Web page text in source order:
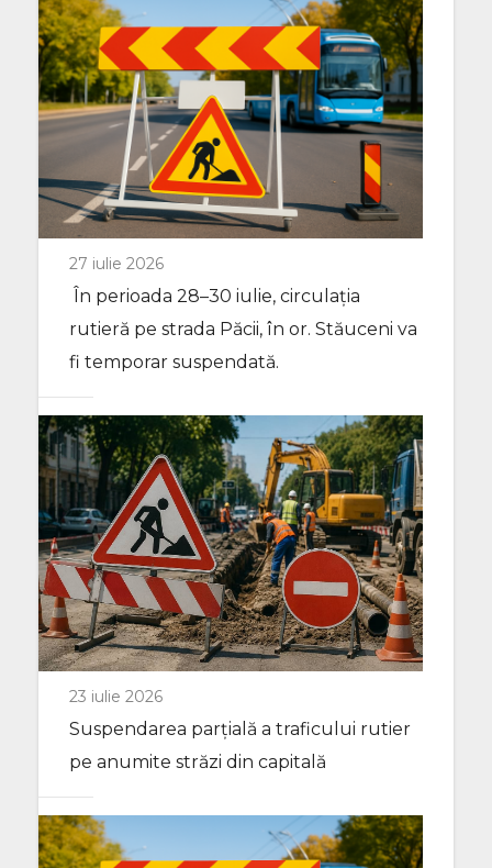
27 iulie 2026
În perioada 28–30 iulie, circulația
rutieră pe strada Păcii, în or. Stăuceni va
fi temporar suspendată.
23 iulie 2026
Suspendarea parțială a traficului rutier
pe anumite străzi din capitală